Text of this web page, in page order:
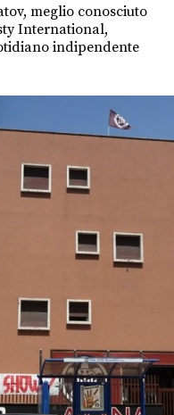
meglio conosciuto
International,
indipendente